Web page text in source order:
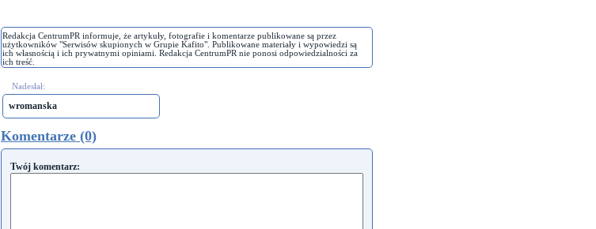
Redakcja CentrumPR informuje, że artykuły, fotografie i komentarze publikowane są przez
użytkowników "Serwisów skupionych w Grupie Kafito". Publikowane materiały i wypowiedzi są
ich własnością i ich prywatnymi opiniami. Redakcja CentrumPR nie ponosi odpowiedzialności za
ich treść.
Nadesłał:
wromanska
Komentarze (0)
Twój komentarz: